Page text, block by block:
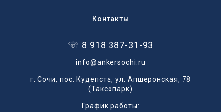
Контакты
☏ 8 918 387-31-93
info@ankersochi.ru
г. Сочи, пос. Кудепста, ул. Апшеронская, 78
(Таксопарк)
График работы: